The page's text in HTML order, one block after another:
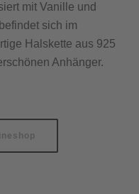
mit Vanille und
sich im
Halskette aus 925
Anhänger.